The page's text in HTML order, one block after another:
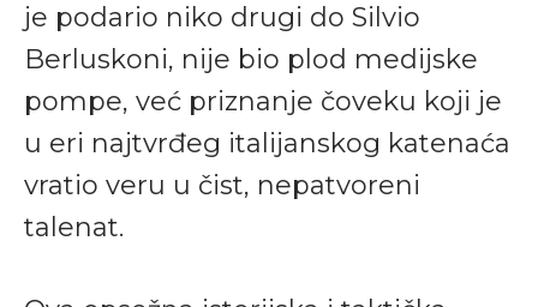
je podario niko drugi do Silvio
Berluskoni, nije bio plod medijske
pompe, već priznanje čoveku koji je
u eri najtvrđeg italijanskog katenaća
vratio veru u čist, nepatvoreni
talenat.